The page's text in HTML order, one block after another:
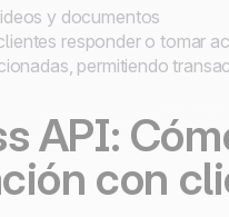
y documentos
responder o tomar
permitiendo
API:
con